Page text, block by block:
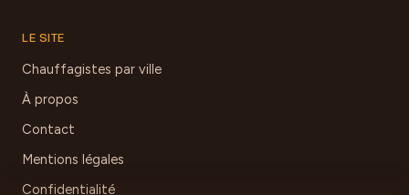
LE SITE
Chauffagistes par ville
À propos
Contact
Mentions légales
Confidentialité